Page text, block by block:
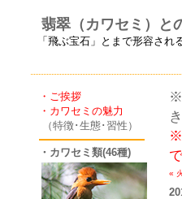
翡翠（カワセミ）と
「飛ぶ宝石」とまで形容さ
・ご挨拶
・カワセミの魅力
（特徴･生態･習性）
・カワセミ類(46種)
※
※
«